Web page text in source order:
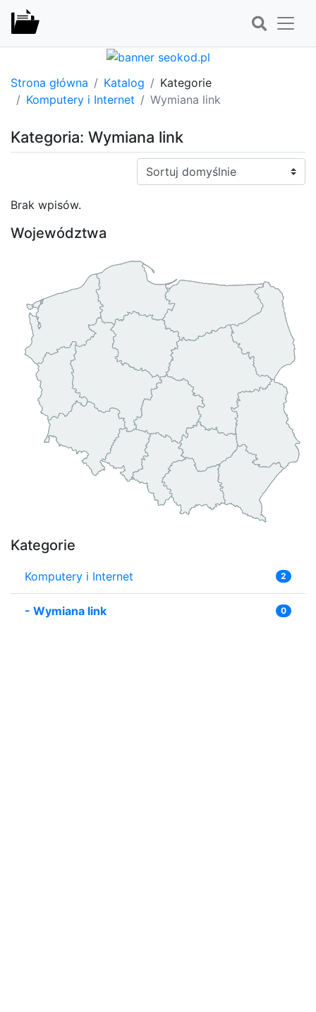
Strona główna Katalog
Kategorie
Komputery i Internet
Wymiana link
Kategoria: Wymiana link
Sortuj:
Brak wpisów.
Województwa
Kategorie
Komputery i Internet 2
- Wymiana link 0